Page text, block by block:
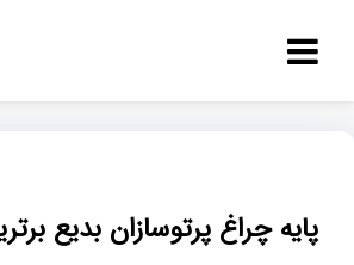
پایه چراغ پرتوسازان بدیع